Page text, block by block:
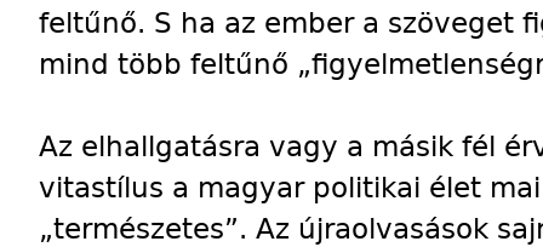
feltűnő. S ha az ember a szöveget
mind több feltűnő
Az elhallgatásra vagy a másik fél
vitastílus a magyar politikai élet
„természetes”. Az újraolvasások